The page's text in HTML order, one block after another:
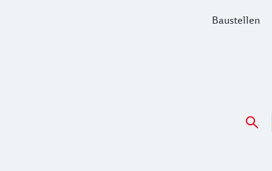
Baustellen